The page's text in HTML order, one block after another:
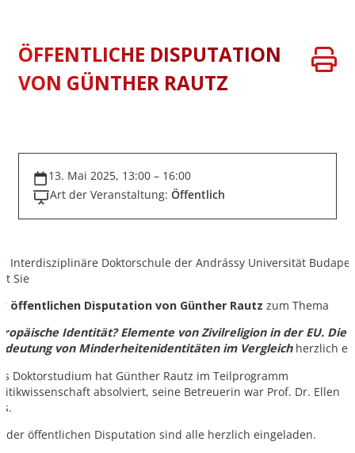
ÖFFENTLICHE DISPUTATION
VON GÜNTHER RAUTZ
13. Mai 2025, 13:00 – 16:00
Art der Veranstaltung: Öffentlich
Interdisziplinäre Doktorschule der Andrássy Universität
Sie
öffentlichen Disputation von Günther Rautzzum Thema
Identität? Elemente von Zivilreligion in der EU. Die
von Minderheitenidentitäten im Vergleichherzlich
Doktorstudium hat Günther Rautz im Teilprogramm
absolviert, seine Betreuerin war Prof. Dr. Ellen
der öffentlichen Disputation sind alle herzlich eingeladen.